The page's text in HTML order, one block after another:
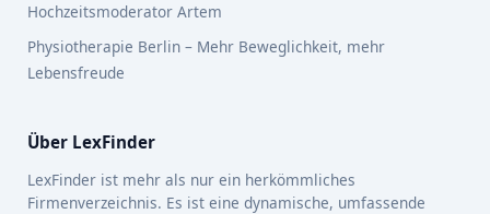
Hochzeitsmoderator Artem
Physiotherapie Berlin – Mehr Beweglichkeit, mehr
Lebensfreude
Über LexFinder
LexFinder ist mehr als nur ein herkömmliches
Firmenverzeichnis. Es ist eine dynamische, umfassende